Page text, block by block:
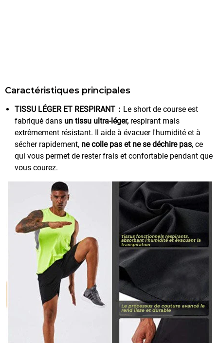
Caractéristiques principales
TISSU LÉGER ET RESPIRANT： Le short de course est
fabriqué dans un tissu ultra-léger, respirant mais
extrêmement résistant. Il aide à évacuer l'humidité et à
sécher rapidement, ne colle pas et ne se déchire pas, ce
qui vous permet de rester frais et confortable pendant que
vous courez.